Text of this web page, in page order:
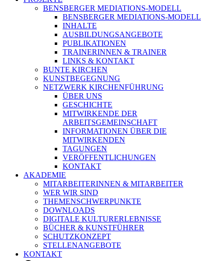
BENSBERGER MEDIATIONS-MODELL
BENSBERGER MEDIATIONS-MODELL
INHALTE
AUSBILDUNGSANGEBOTE
PUBLIKATIONEN
TRAINERINNEN & TRAINER
LINKS & KONTAKT
BUNTE KIRCHEN
KUNSTBEGEGNUNG
NETZWERK KIRCHENFÜHRUNG
ÜBER UNS
GESCHICHTE
MITWIRKENDE DER
ARBEITSGEMEINSCHAFT
INFORMATIONEN ÜBER DIE
MITWIRKENDEN
TAGUNGEN
VERÖFFENTLICHUNGEN
KONTAKT
AKADEMIE
MITARBEITERINNEN & MITARBEITER
WER WIR SIND
THEMENSCHWERPUNKTE
DOWNLOADS
DIGITALE KULTURERLEBNISSE
BÜCHER & KUNSTFÜHRER
SCHUTZKONZEPT
STELLENANGEBOTE
KONTAKT